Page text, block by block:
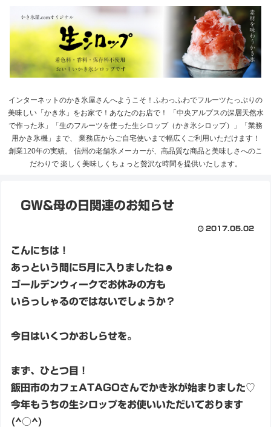
インターネットのかき氷屋さんへようこそ！ふわっふわでフルーツたっぷりの
美味しい「かき氷」をお家で！あなたのお店で！ 「中央アルプスの深層天然水
で作った氷」「生のフルーツを使った生シロップ（かき氷シロップ）」「業務
用かき氷機」まで、 業務店からご自宅使いまで幅広くご利用いただけます！
創業120年の実績。 信州の老舗氷メーカーが、高品質な商品と美味しさへのこ
だわりで 楽しく美味しくちょっと贅沢な時間を提供いたします。
GW&母の日関連のお知らせ
2017.05.02
こんにちは！
あっという間に5月に入りましたね☻
ゴールデンウィークでお休みの方も
いらっしゃるのではないでしょうか？
今日はいくつかおしらせを。
まず、ひとつ目！
飯田市のカフェATAGOさんでかき氷が始まりました♡
今年もうちの生シロップをお使いいただいております
(^○^)